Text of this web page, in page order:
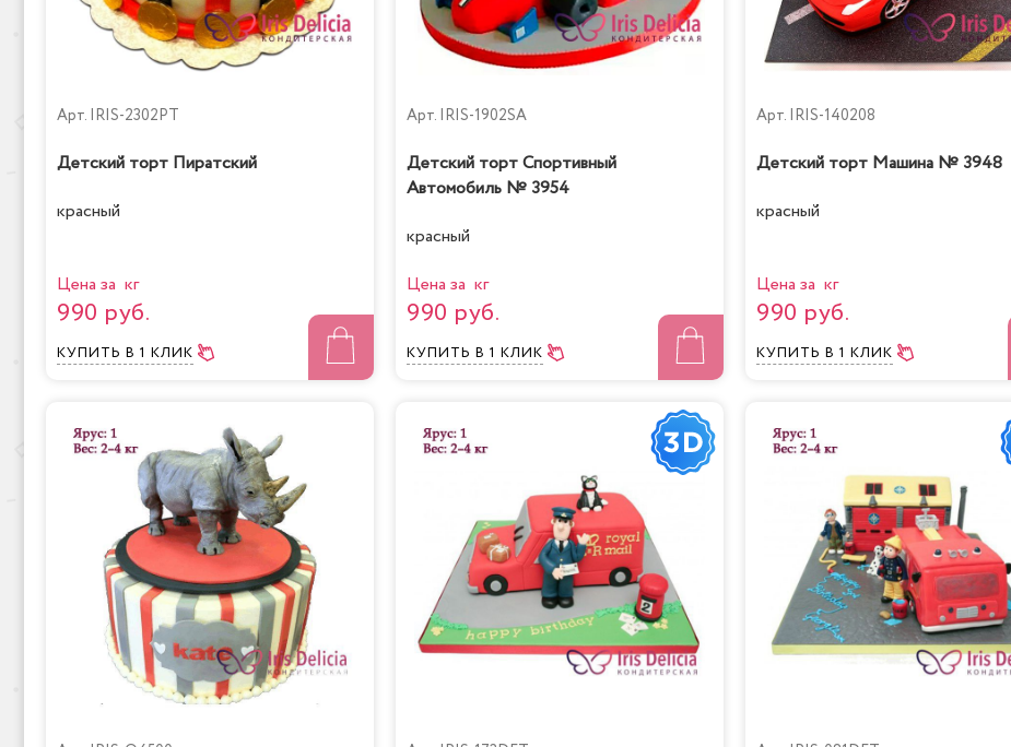
Арт. IRIS-2302PT
Детский торт Пиратский
красный
Цена за кг
990 руб.
КУПИТЬ В 1 КЛИК
Арт. IRIS-1902SA
Детский торт Спортивный
Автомобиль № 3954
красный
Цена за кг
990 руб.
КУПИТЬ В 1 КЛИК
Арт. IRIS-140208
Детский торт Машина № 3948
красный
Цена за кг
990 руб.
КУПИТЬ В 1 КЛИК